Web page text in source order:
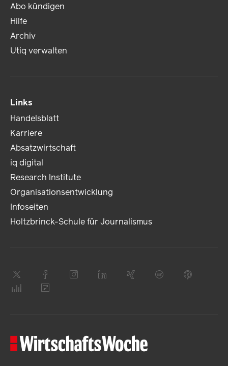
Abo kündigen
Hilfe
Archiv
Utiq verwalten
Links
Handelsblatt
Karriere
Absatzwirtschaft
iq digital
Research Institute
Organisationsentwicklung
Infoseiten
Holtzbrinck-Schule für Journalismus